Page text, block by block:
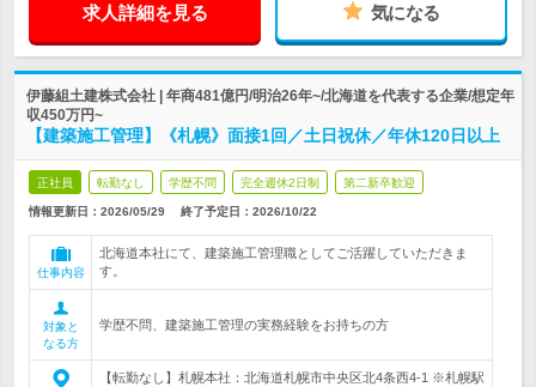
求人詳細を見る 気になる
伊藤組土建株式会社 | 年商481億円/明治26年~/北海道を代表する企業/想定年
収450万円~
【建築施工管理】《札幌》面接1回／土日祝休／年休120日以上
正社員 転勤なし 学歴不問 完全週休2日制 第二新卒歓迎
情報更新日：2026/05/29 終了予定日： 2026/10/22
仕事内容
北海道本社にて、建築施工管理職としてご活躍していただきま
す。
対象と
なる方
学歴不問、建築施工管理の実務経験をお持ちの方
【転勤なし】札幌本社：北海道札幌市中央区北4条西4-1 ※札幌駅